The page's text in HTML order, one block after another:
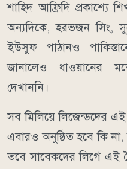
শাহিদ আফ্রিদি প্রকাশ্যে
অন্যদিকে, হরভজন সিং,
ইউসুফ পাঠানও
জানালেও ধাওয়ানের
দেখাননি।
সব মিলিয়ে লিজেন্ডদের এই
এবারও অনুষ্ঠিত হবে কি না,
তবে সাবেকদের লিগে এই